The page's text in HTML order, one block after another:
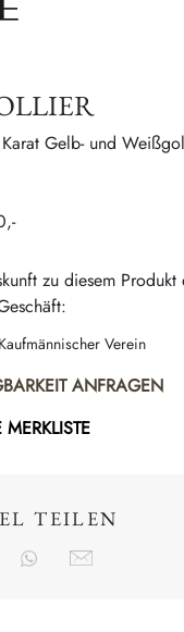
Gelb- und
zu diesem Produkt
Verein
ANFRAGEN
TEILEN